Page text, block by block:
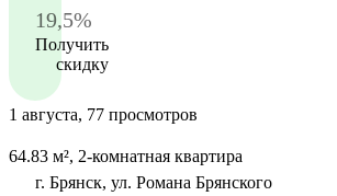
19,5%
Получить
скидку
1 августа, 77 просмотров
64.83 м², 2-комнатная квартира
г. Брянск, ул. Романа Брянского